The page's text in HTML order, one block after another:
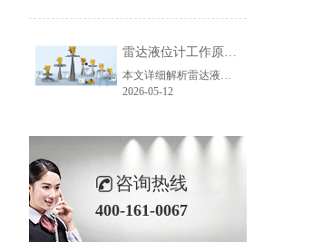
雷达液位计工作原理_精准测量储罐液位的方法-毫米级精度保障
本文详细解析雷达液位计精准测量的核心原理、主流技术、关键步骤及应用场景，助力企业了解雷达液位计工作逻辑，选型适配各类储罐测量需求。
2026-05-12
咨询热线
400-161-0067